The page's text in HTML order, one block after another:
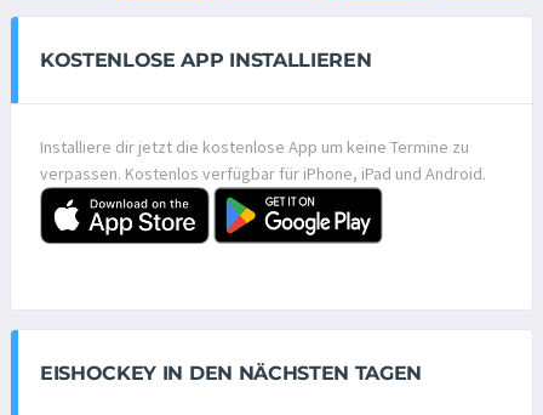
KOSTENLOSE APP INSTALLIEREN
Installiere dir jetzt die kostenlose App um keine Termine zu
verpassen. Kostenlos verfügbar für iPhone, iPad und Android.
EISHOCKEY IN DEN NÄCHSTEN TAGEN